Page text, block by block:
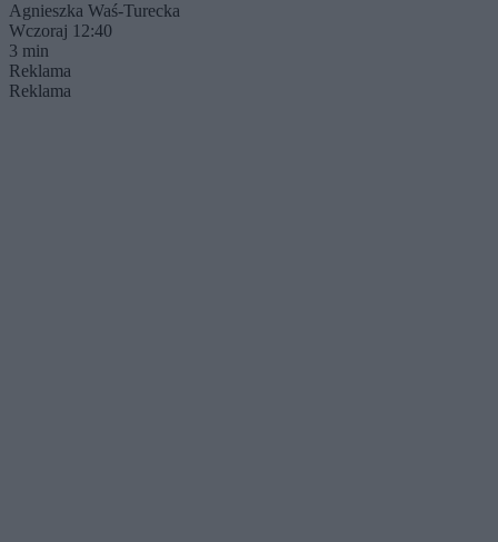
Agnieszka Waś-Turecka
Wczoraj 12:40
3 min
Reklama
Reklama